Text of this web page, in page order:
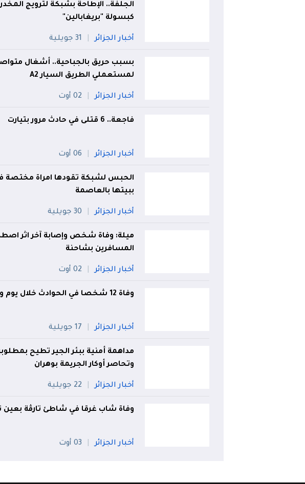
كبسولة "بريغابالين"
أخبار الجزائر 31 جويلية
بسبب حريق بالجباحية.. أشغال
لمستعملي الطريق السيار A2
أخبار الجزائر 02 أوت
فاجعة.. 6 قتلى في حادث مرور بتيارت
أخبار الجزائر 06 أوت
الحبس لشبكة تقودها امراة مختصة
ببيتها بالعاصمة
أخبار الجزائر 30 جويلية
ميلة: وفاة شخص وإصابة آخر اثر
المسافرين بشاحنة
أخبار الجزائر 02 أوت
وفاة 12 شخصا في الحوادث خلال يوم واحد!
أخبار الجزائر 17 جويلية
مداهمة أمنية ببئر الجير تطيح
وتحاصر أوكار الجريمة بوهران
أخبار الجزائر 22 جويلية
وفاة شاب غرقا في شاطئ تارڤة
أخبار الجزائر 03 أوت